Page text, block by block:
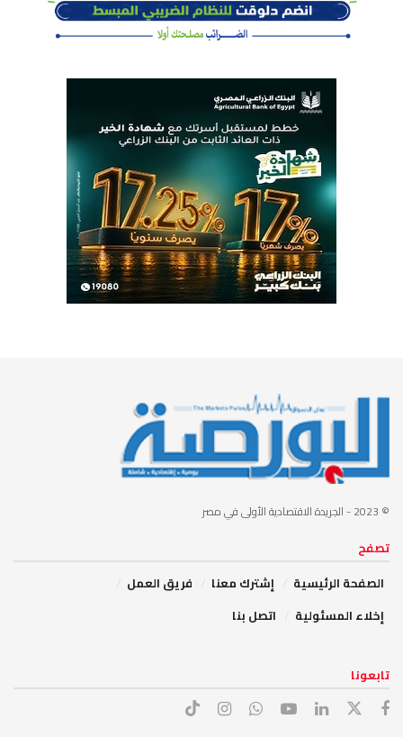
© 2023 - الجريدة الاقتصادية الأولى في مصر
تصفح
الصفحة الرئيسية
إشترك معنا
فريق العمل
إخلاء المسئولية
اتصل بنا
تابعونا